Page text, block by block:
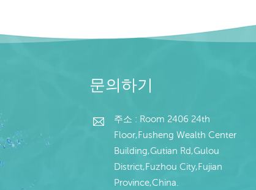
문의하기
주소 : Room 2406 24th
Floor,Fusheng Wealth Center
Building,Gutian Rd,Gulou
District,Fuzhou City,Fujian
Province,China.